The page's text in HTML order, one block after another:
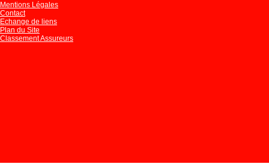
Mentions Légales
Contact
Echange de liens
Plan du Site
Classement Assureurs